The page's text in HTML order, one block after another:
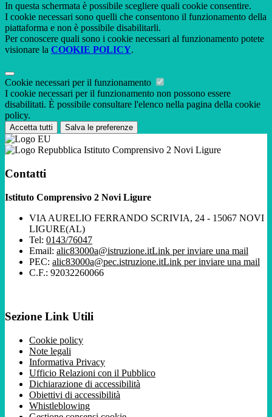
In questa schermata è possibile scegliere quali cookie consentire.
I cookie necessari sono quelli che consentono il funzionamento della
piattaforma e non è possibile disabilitarli.
Per conoscere quali sono i cookie necessari al funzionamento potete
visionare la COOKIE POLICY.
Cookie necessari per il funzionamento
I cookie necessari per il funzionamento non possono essere
disabilitati. È possibile consultare l'elenco nella pagina della cookie
policy.
Accetta tutti Salva le preferenze
Istituto Comprensivo 2 Novi Ligure
Contatti
Istituto Comprensivo 2 Novi Ligure
VIA AURELIO FERRANDO SCRIVIA, 24 - 15067 NOVI
LIGURE(AL)
Tel: 0143/76047
Email: alic83000a@istruzione.itLink per inviare una mail
PEC: alic83000a@pec.istruzione.itLink per inviare una mail
C.F.: 92032260066
Sezione Link Utili
Cookie policy
Note legali
Informativa Privacy
Ufficio Relazioni con il Pubblico
Dichiarazione di accessibilità
Obiettivi di accessibilità
Whistleblowing